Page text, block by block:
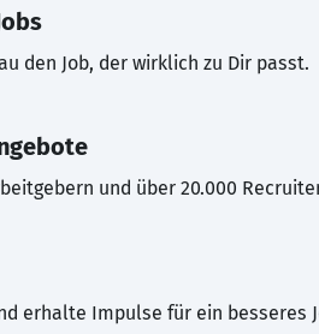
den Job, der wirklich zu Dir passt.
und über 20.000
erhalte Impulse für ein besseres